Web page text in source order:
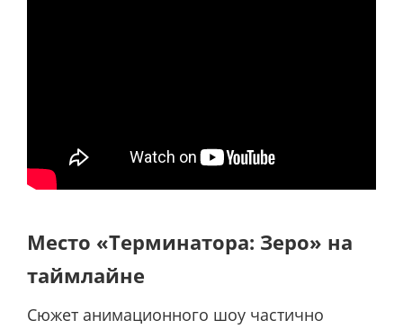
Место «Терминатора: Зеро» на
таймлайне
Сюжет анимационного шоу частично